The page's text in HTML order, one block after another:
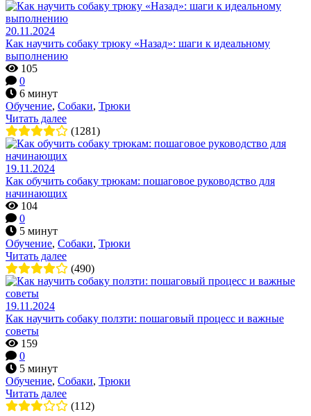
20.11.2024
Как научить собаку трюку «Назад»: шаги к идеальному
выполнению
105
0
6 минут
Обучение, Собаки, Трюки
Читать далее
(1281)
19.11.2024
Как обучить собаку трюкам: пошаговое руководство для
начинающих
104
0
5 минут
Обучение, Собаки, Трюки
Читать далее
(490)
19.11.2024
Как научить собаку ползти: пошаговый процесс и важные
советы
159
0
5 минут
Обучение, Собаки, Трюки
Читать далее
(112)